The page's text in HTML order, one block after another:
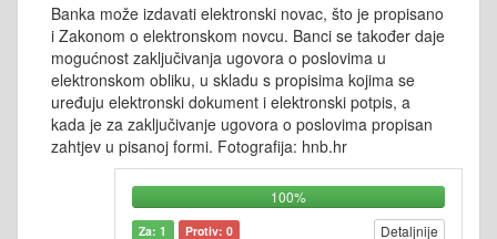
Banka može izdavati elektronski novac, što je propisano
i Zakonom o elektronskom novcu. Banci se također daje
mogućnost zaključivanja ugovora o poslovima u
elektronskom obliku, u skladu s propisima kojima se
uređuju elektronski dokument i elektronski potpis, a
kada je za zaključivanje ugovora o poslovima propisan
zahtjev u pisanoj formi. Fotografija: hnb.hr
100%
Za: 1 Protiv: 0 Detaljnije